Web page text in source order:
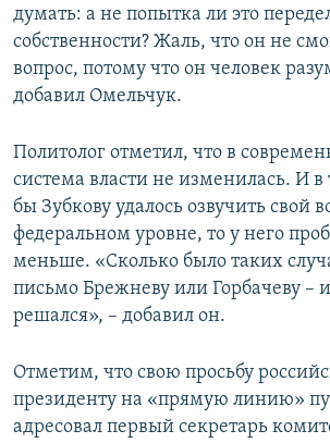
думать: а не попытка ли это
собственности? Жаль, что он не
вопрос, потому что он человек
добавил Омельчук.
Политолог отметил, что в
система власти не изменилась. И в
бы Зубкову удалось озвучить свой
федеральном уровне, то у него
меньше. «Сколько было таких
письмо Брежневу или Горбачеву –
решался», – добавил он.
Отметим, что свою просьбу
президенту на «прямую линию»
адресовал первый секретарь